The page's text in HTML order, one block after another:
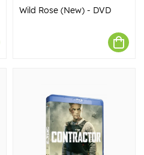
Wild Rose (New) - DVD